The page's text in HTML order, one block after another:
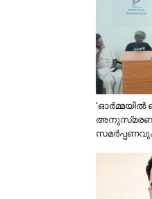
‘ഓർമ്മയിൽ
സമർപ്പണവും